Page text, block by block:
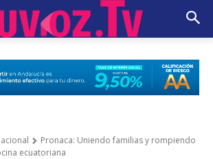
Pronaca: Uniendo familias y rompiendo
ecuatoriana